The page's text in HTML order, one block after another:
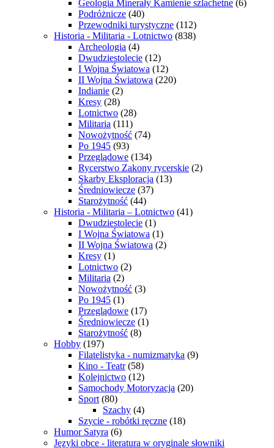
Geologia Minerały Kamienie szlachetne (6)
Podróżnicze (40)
Przewodniki turystyczne (112)
Historia - Militaria - Lotnictwo (838)
Archeologia (4)
Dwudziestolecie (12)
I Wojna Światowa (12)
II Wojna Światowa (220)
Indianie (2)
Kresy (28)
Lotnictwo (28)
Militaria (111)
Nowożytność (74)
Po 1945 (93)
Przeglądowe (134)
Rycerstwo Zakony rycerskie (2)
Skarby Eksploracja (13)
Średniowiecze (37)
Starożytność (44)
Historia - Militaria – Lotnictwo (41)
Dwudziestolecie (1)
I Wojna Światowa (1)
II Wojna Światowa (2)
Kresy (1)
Lotnictwo (2)
Militaria (2)
Nowożytność (3)
Po 1945 (1)
Przeglądowe (17)
Średniowiecze (1)
Starożytność (8)
Hobby (197)
Filatelistyka - numizmatyka (9)
Kino - Teatr (58)
Kolejnictwo (12)
Samochody Motoryzacja (20)
Sport (80)
Szachy (4)
Szycie - robótki ręczne (18)
Humor Satyra (6)
Języki obce - literatura w oryginale słowniki